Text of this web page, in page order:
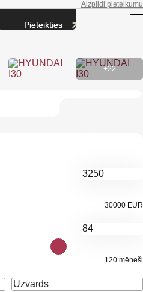
Aizpildi pieteikumu
+22
30000 EUR
120 mēneši